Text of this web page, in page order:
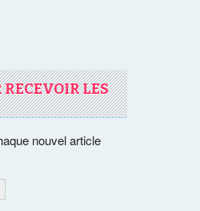
LES
nouvel article